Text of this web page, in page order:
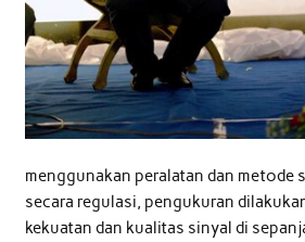
menggunakan peralatan dan metode
secara regulasi, pengukuran
kekuatan dan kualitas sinyal di